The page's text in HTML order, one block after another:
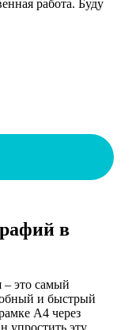
работа. Буду
в
это самый
и быстрый
А4 через